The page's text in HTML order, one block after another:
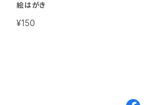
絵はがき
¥150